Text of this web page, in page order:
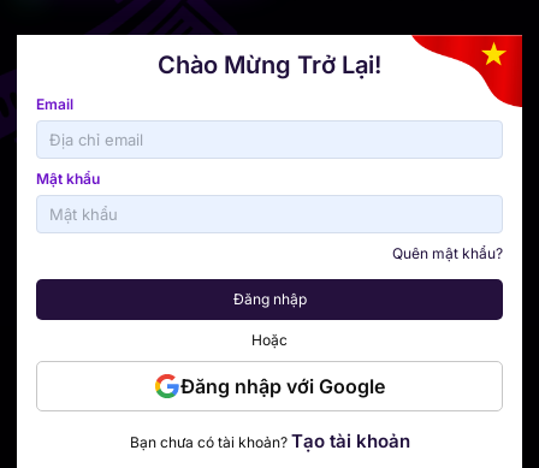
Chào Mừng Trở Lại!
Email
Mật khẩu
Quên mật khẩu?
Đăng nhập
Hoặc
Đăng nhập với Google
Bạn chưa có tài khoản? Tạo tài khoản